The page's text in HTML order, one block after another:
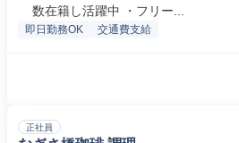
数在籍し活躍中 ・フリー...
即日勤務OK 交通費支給
正社員